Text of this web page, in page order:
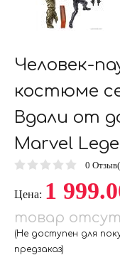
Человек-
костюме
Вдали от
Marvel
0
Цена: 1
товар
(Не доступен для
предзаказ)